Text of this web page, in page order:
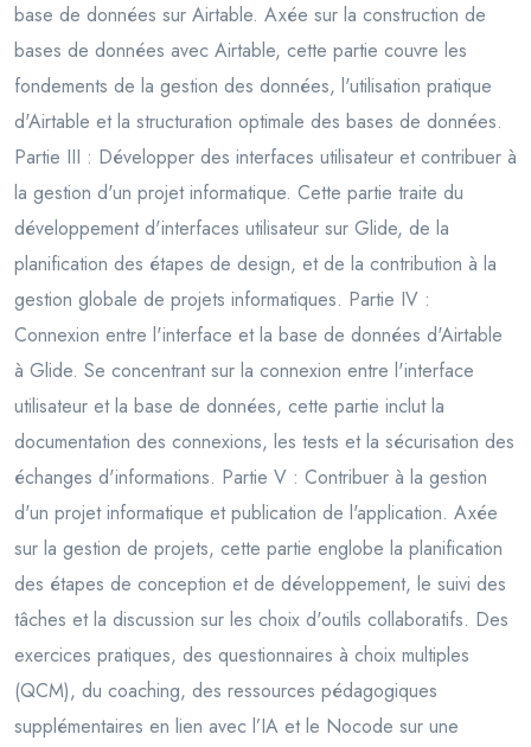
base de données sur Airtable. Axée sur la construction de
bases de données avec Airtable, cette partie couvre les
fondements de la gestion des données, l'utilisation pratique
d'Airtable et la structuration optimale des bases de données.
Partie III : Développer des interfaces utilisateur et contribuer à
la gestion d'un projet informatique. Cette partie traite du
développement d'interfaces utilisateur sur Glide, de la
planification des étapes de design, et de la contribution à la
gestion globale de projets informatiques. Partie IV :
Connexion entre l'interface et la base de données d'Airtable
à Glide. Se concentrant sur la connexion entre l'interface
utilisateur et la base de données, cette partie inclut la
documentation des connexions, les tests et la sécurisation des
échanges d'informations. Partie V : Contribuer à la gestion
d'un projet informatique et publication de l'application. Axée
sur la gestion de projets, cette partie englobe la planification
des étapes de conception et de développement, le suivi des
tâches et la discussion sur les choix d'outils collaboratifs. Des
exercices pratiques, des questionnaires à choix multiples
(QCM), du coaching, des ressources pédagogiques
supplémentaires en lien avec l’IA et le Nocode sur une